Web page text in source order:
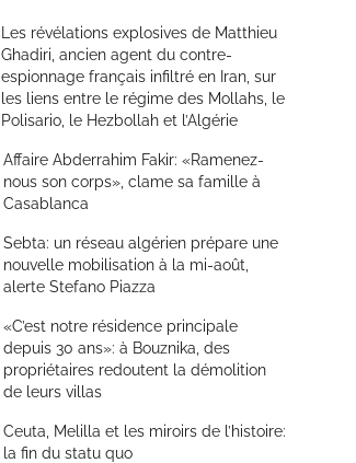
Les révélations explosives de Matthieu
Ghadiri, ancien agent du contre-
espionnage français infiltré en Iran, sur
les liens entre le régime des Mollahs, le
Polisario, le Hezbollah et l’Algérie
Affaire Abderrahim Fakir: «Ramenez-
nous son corps», clame sa famille à
Casablanca
Sebta: un réseau algérien prépare une
nouvelle mobilisation à la mi-août,
alerte Stefano Piazza
«C’est notre résidence principale
depuis 30 ans»: à Bouznika, des
propriétaires redoutent la démolition
de leurs villas
Ceuta, Melilla et les miroirs de l’histoire:
la fin du statu quo